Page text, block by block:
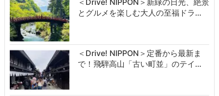
とグルメを楽しむ大人の至福ドラ…
＜Drive! NIPPON＞定番から最新ま
で！飛騨高山「古い町並」のテイ…